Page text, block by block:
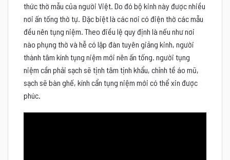
thức thờ mẫu của người Việt. Do đó bộ kinh này được nhiều
nơi ấn tống thờ tự. Đặc biệt là các nơi có điện thờ các mẫu
đều nên tụng niệm. Theo điều lệ quy định là nếu như nơi
nào phụng thờ và hễ có lập đàn tuyên giảng kinh, người
thành tâm kính tụng niệm mới nên ấn tống. người tụng
niệm cần phải sạch sẽ tịnh tâm tịnh khẩu, chỉnh tề áo mũ,
sạch sẽ bàn ghế, kính cẩn tụng niệm mới có thể xin được
phúc.